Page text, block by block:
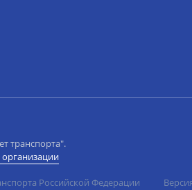
транспорта".
Российской Федерации